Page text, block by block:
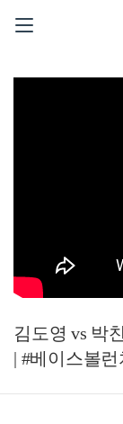
김도영 vs 박
| #베이스볼런